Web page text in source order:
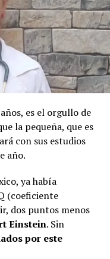
es el orgullo de
la pequeña, que es
con sus estudios
año.
ya había
(coeficiente
dos puntos menos
Einstein. Sin
por este